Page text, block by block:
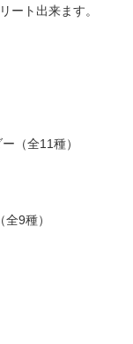
ート出来ます。
（全11種）
9種）